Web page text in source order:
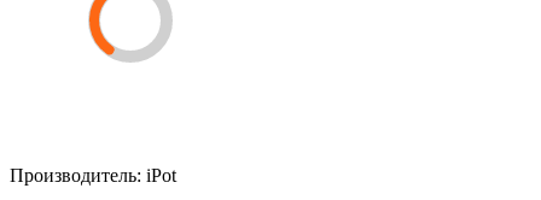
Производитель: iPot